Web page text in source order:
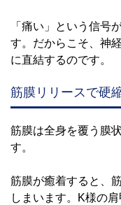
「痛い」という信号
す。だからこそ、神
に直結するのです。
筋膜リリースで硬
筋膜は全身を覆う膜
す。
筋膜が癒着すると、
しまいます。K様の